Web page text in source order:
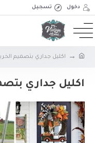
دخول تسجيل
اكليل جداري بتصميم
اكليل جداري